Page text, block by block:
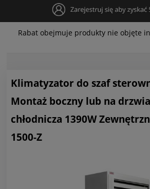
Rabat obejmuje produkty nie objęte
Klimatyzator do szaf
Montaż boczny lub na
chłodnicza 1390W
1500-Z